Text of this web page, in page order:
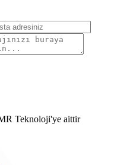
Teknoloji'ye aittir